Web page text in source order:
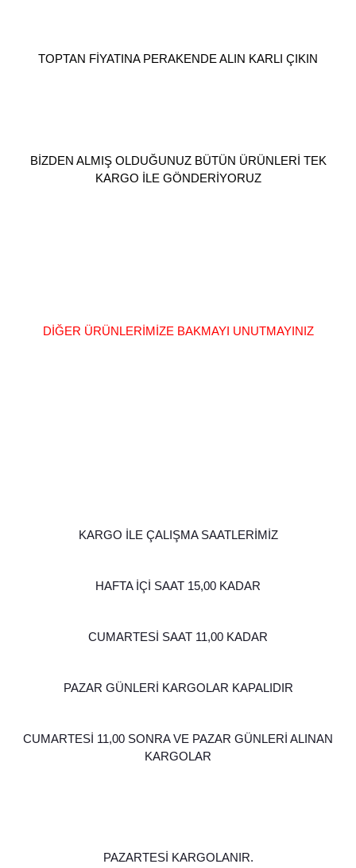
TOPTAN FİYATINA PERAKENDE ALIN KARLI ÇIKIN
BİZDEN ALMIŞ OLDUĞUNUZ BÜTÜN ÜRÜNLERİ TEK
KARGO İLE GÖNDERİYORUZ
DİĞER ÜRÜNLERİMİZE BAKMAYI UNUTMAYINIZ
KARGO İLE ÇALIŞMA SAATLERİMİZ
HAFTA İÇİ SAAT 15,00 KADAR
CUMARTESİ SAAT 11,00 KADAR
PAZAR GÜNLERİ KARGOLAR KAPALIDIR
CUMARTESİ 11,00 SONRA VE PAZAR GÜNLERİ ALINAN
KARGOLAR
PAZARTESİ KARGOLANIR.